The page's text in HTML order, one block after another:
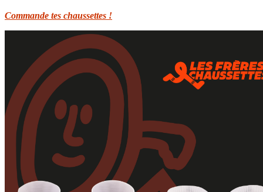
Commande tes chaussettes !